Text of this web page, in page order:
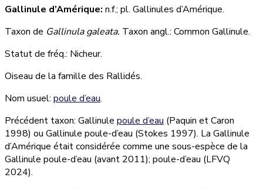
Gallinule d’Amérique: n.f.; pl. Gallinules d’Amérique.
Taxon de Gallinula galeata. Taxon angl.: Common Gallinule.
Statut de fréq.: Nicheur.
Oiseau de la famille des Rallidés.
Nom usuel: poule d’eau.
Précédent taxon: Gallinule poule d’eau (Paquin et Caron
1998) ou Gallinule poule-d’eau (Stokes 1997). La Gallinule
d’Amérique était considérée comme une sous-espèce de la
Gallinule poule-d’eau (avant 2011); poule-d’eau (LFVQ
2024).